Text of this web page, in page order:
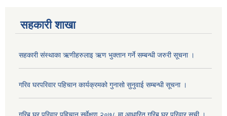
सहकारी शाखा
सहकारी संस्थाका ऋणीहरुलाइ ऋण भुक्तान गर्ने सम्बन्धी जरुरी सूचना ।
गरिव घरपरिवार पहिचान कार्यक्रमको गुनासो सुनुवाई सम्बन्धी सूचना ।
गरिब घर परिवार पहिचान सर्वेक्षण २०७८ मा आधारित गरिब घर परिवार सूची ।